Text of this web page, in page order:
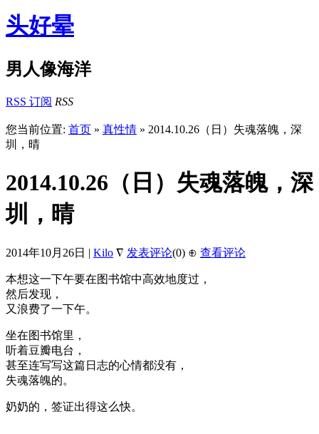
头好晕
男人像海洋
RSS 订阅 RSS
您当前位置: 首页 » 真性情 » 2014.10.26（日）失魂落魄，深
圳，晴
2014.10.26（日）失魂落魄，深
圳，晴
2014年10月26日 | Kilo ∇ 发表评论(0) ⊕ 查看评论
本想这一下午要在图书馆中高效地度过，
然后发现，
又浪费了一下午。
坐在图书馆里，
听着豆瓣电台，
甚至连写写这篇日志的心情都没有，
失魂落魄的。
奶奶的，签证出得这么快。